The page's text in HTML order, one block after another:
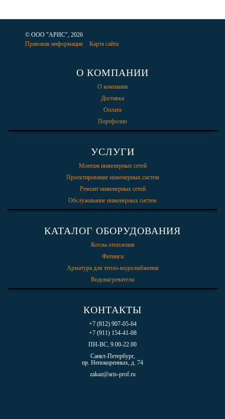
© ООО "АРИС", 2026
Правовая информация
Карта сайта
О КОМПАНИИ
О компании
Доставка
Оплата
Портфолио
УСЛУГИ
Монтаж инженерных сетей
Проектирование инженерных систем
Ремонт инженерных сетей
Обслуживание инженерных систем
КАТАЛОГ ОБОРУДОВАНИЯ
Котлы отопления
Фитинги
Арматура для тепло-водоснабжения
Водонагреватели
КОНТАКТЫ
+7 (812) 907-05-64
+7 (911) 154-41-08
ПН-ВС, 9.00-22.00
Санкт-Петербург,
пр. Непокоренных, д. 74
zakaz@aris-prof.ru